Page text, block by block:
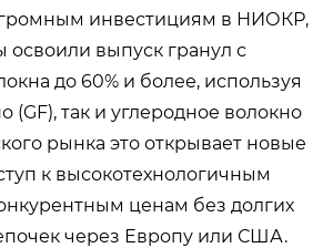
инвестициям в НИОКР,
освоили выпуск гранул с
до 60% и более, используя
(GF), так и углеродное волокно
рынка это открывает новые
к высокотехнологичным
ценам без долгих
через Европу или США.